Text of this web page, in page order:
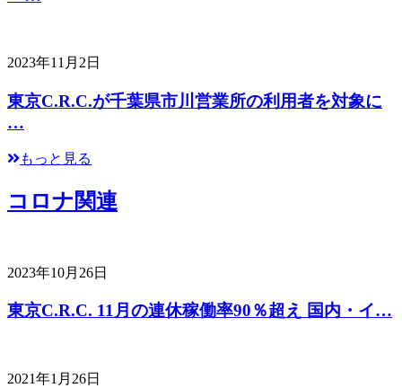
2023年11月2日
東京C.R.C.が千葉県市川営業所の利用者を対象に
…
もっと見る
コロナ関連
2023年10月26日
東京C.R.C. 11月の連休稼働率90％超え 国内・イ…
2021年1月26日